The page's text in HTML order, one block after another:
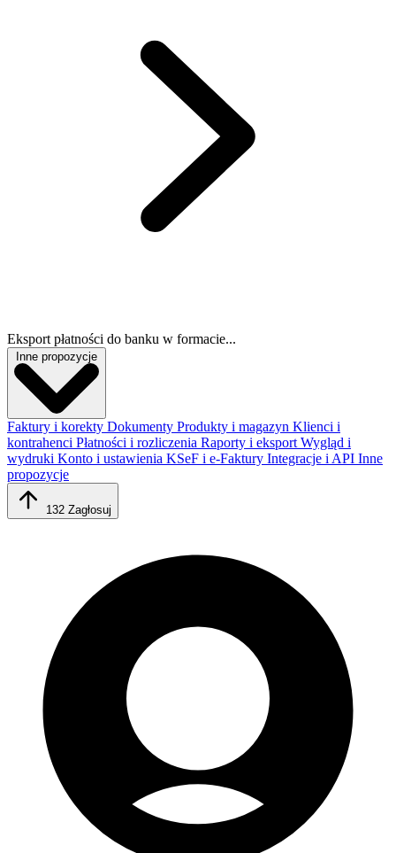
Eksport płatności do banku w formacie...
Inne propozycje
Faktury i korekty Dokumenty Produkty i magazyn Klienci i
kontrahenci Płatności i rozliczenia Raporty i eksport Wygląd i
wydruki Konto i ustawienia KSeF i e-Faktury Integracje i API Inne
propozycje
132 Zagłosuj